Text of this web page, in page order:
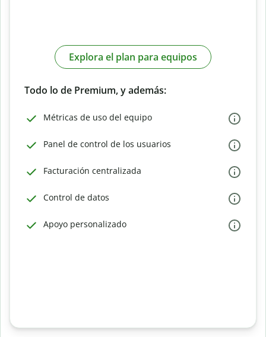
Explora el plan para equipos
Todo lo de Premium, y además:
Métricas de uso del equipo
Panel de control de los usuarios
Facturación centralizada
Control de datos
Apoyo personalizado